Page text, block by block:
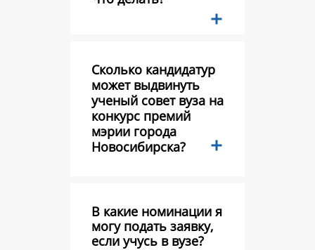
Сколько кандидатур
может выдвинуть
ученый совет вуза на
конкурс премий
мэрии города
Новосибирска?
В какие номинации я
могу подать заявку,
если учусь в вузе?